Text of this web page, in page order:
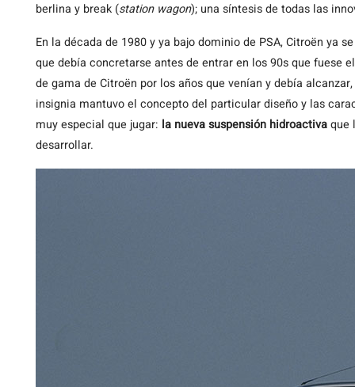
berlina y break (station wagon); una síntesis de todas las
En la década de 1980 y ya bajo dominio de PSA, Citroën ya
que debía concretarse antes de entrar en los 90s que fuese
de gama de Citroën por los años que venían y debía
insignia mantuvo el concepto del particular diseño y las
muy especial que jugar: la nueva suspensión hidroactivaque
desarrollar.